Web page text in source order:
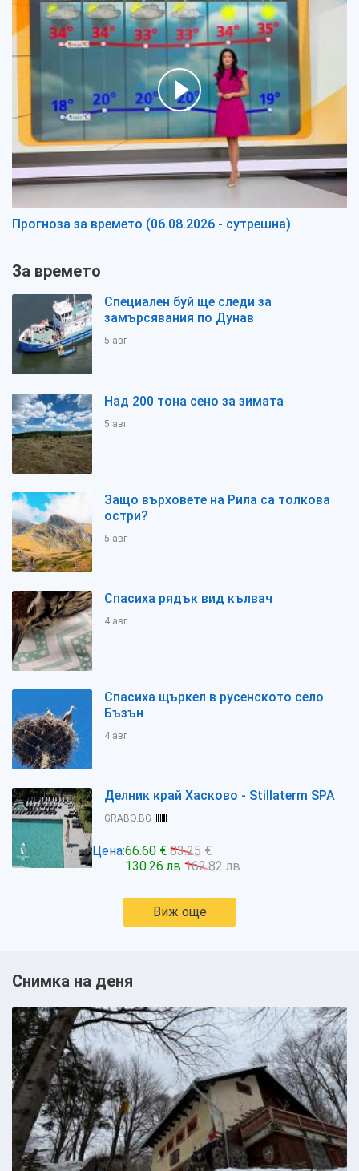
Прогноза за времето (06.08.2026 - сутрешна)
За времето
Специален буй ще следи за
замърсявания по Дунав
5 авг
Над 200 тона сено за зимата
5 авг
Защо върховете на Рила са толкова
остри?
5 авг
Спасиха рядък вид кълвач
4 авг
Спасиха щъркел в русенското село
Бъзън
4 авг
Делник край Хасково - Stillaterm SPA
GRABO.BG
Цена:66.60 € 83.25 €
130.26 лв 162.82 лв
Виж още
Снимка на деня